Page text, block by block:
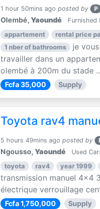
1 hour 50mins ago posted by P
Olembé,Yaoundé Furnished
appartement
rental price
1 nber of bathrooms
je
travailler dans un
olembé à 200m du stade
Fcfa 35,000 Supply
Toyota rav4
5 hours 49mins ago posted by
Ngousso,Yaoundé Used
toyota rav4 year 1999
transmission manuel 4x4
électrique verrouillage
Fcfa 1,750,000 Supply